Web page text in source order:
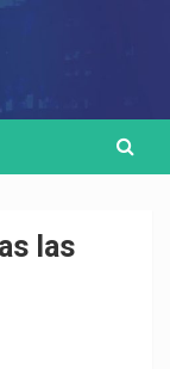
las